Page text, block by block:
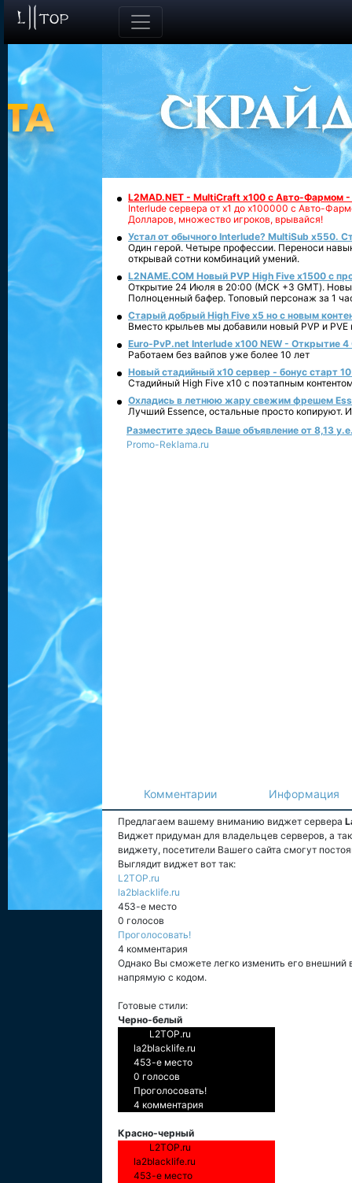
L2MAD.NET - MultiCraft x100 с Авто-Фармом
Interlude сервера от х1 до х100000 с Авто-
Долларов, множество игроков, врывайся!
Устал от обычного Interlude? MultiSub x550.
Один герой. Четыре профессии. Переноси
открывай сотни комбинаций умений.
L2NAME.COM Новый PVP High Five x1500 с
Открытие 24 Июля в 20:00 (МСК +3 GMT).
Полноценный бафер. Топовый персонаж за 1
Старый добрый High Five x5 но с новым
Вместо крыльев мы добавили новый PVP и PVE
Euro-PvP.net Interlude х100 NEW - Открытие 4
Работаем без вайпов уже более 10 лет
Новый стадийный х10 сервер - бонус старт
Стадийный High Five x10 с поэтапным
Охладись в летнюю жару свежим фрешем
Лучший Essence, остальные просто копируют.
Разместите здесь Ваше объявление от 8,13
Promo-Reklama.ru
Комментарии Информация
Предлагаем вашему вниманию виджет сервера
Виджет придуман для владельцев серверов, а
виджету, посетители Вашего сайта смогут
Выглядит виджет вот так:
L2TOP.ru
la2blacklife.ru
453-е место
0 голосов
Проголосовать!
4 комментария
Однако Вы сможете легко изменить его
напрямую с кодом.
Готовые стили:
Черно-белый
L2TOP.ru
la2blacklife.ru
453-е место
0 голосов
Проголосовать!
4 комментария
Красно-черный
L2TOP.ru
la2blacklife.ru
453-е место